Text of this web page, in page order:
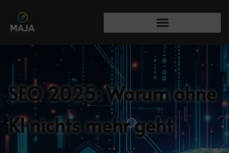
SEO 2025: Warum ohne
KI nichts mehr geht